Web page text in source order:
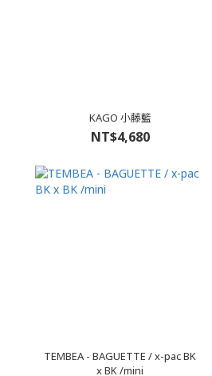
KAGO 小藤籃
NT$4,680
TEMBEA - BAGUETTE / x-pac BK
x BK /mini